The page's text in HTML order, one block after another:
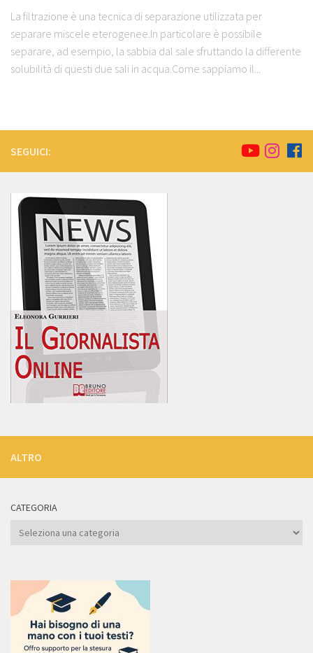
La filtrazione è una tecnica di separazione utilizzata per
separare miscele eterogenee.In particolare è possibile
separare, ad esempio, la sabbia dal sale sfruttando la differente
solubilità di questi due sali in acqua.Come sappiamo il...
SEGUICI:
ALTRO
CATEGORIA
Categoria